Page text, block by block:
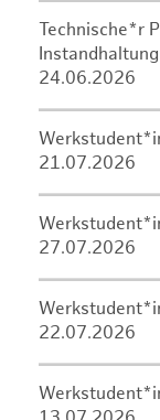
Technische*r
Instandhaltung
24.06.2026
21.07.2026
27.07.2026
22.07.2026